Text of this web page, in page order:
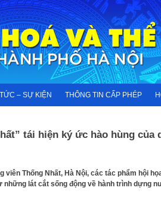
– SỰ KIỆN THÔNG TIN CẤP PHÉP
tái hiện ký ức hào hùng của
viên Thống Nhất, Hà Nội, các tác phẩm hội
lát cắt sống động về hành trình dựng